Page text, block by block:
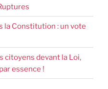
la Constitution : un vote
citoyens devant la Loi,
essence !